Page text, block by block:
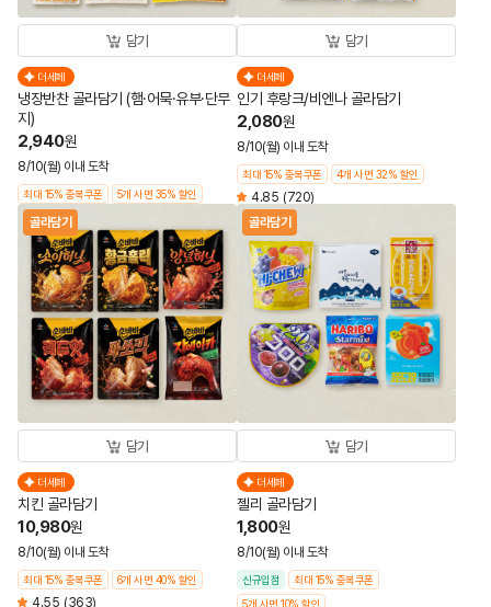
담기
더세페
냉장반찬 골라담기 (햄·어묵·유부·단무
지)
2,940원
8/10(월) 이내 도착
최대 15% 중복쿠폰 5개 사면 35% 할인
담기
더세페
인기 후랑크/비엔나 골라담기
2,080원
8/10(월) 이내 도착
최대 15% 중복쿠폰 4개 사면 32% 할인
4.85 (720)
골라담기
담기
더세페
치킨 골라담기
10,980원
8/10(월) 이내 도착
최대 15% 중복쿠폰 6개 사면 40% 할인
4.55 (363)
골라담기
담기
더세페
젤리 골라담기
1,800원
8/10(월) 이내 도착
신규입점
최대 15% 중복쿠폰
5개 사면 10% 할인